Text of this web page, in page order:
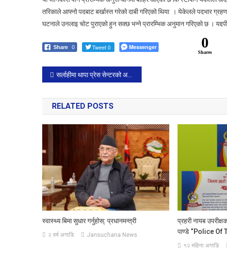
तरिकाले आफ्नो पदबाट बर्खास्त गरेको दाबी गरिएको थिया । येकेलले पदभार ग्रहण
घटनाले उनलाइ चोट पुराएको हुन सक्छ भन्ने प्रारम्भिक अनुमान गरिएको छ ।
Share 0 Tweet 0 Messenger 0
Shares
Post
navigation
सर्लाहीमा थापा प्रेस सेन्टरको अध्यक्ष चयन
RELATED POSTS
स्वास्थ्य बिमा सुधार गर्नुहोस्: प्रधानमन्त्री
२ वर्ष अगाडि Jansuchana News
प्रहरी नायब
पाण्डे “Police Of
१२ महिना अगाडि